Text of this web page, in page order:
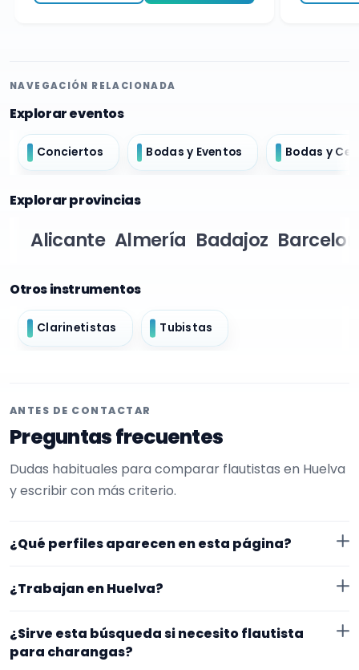
NAVEGACIÓN RELACIONADA
Explorar eventos
Conciertos Bodas y Eventos Bodas y
Explorar provincias
Alicante Almería Badajoz
Otros instrumentos
Clarinetistas Tubistas
ANTES DE CONTACTAR
Preguntas frecuentes
Dudas habituales para comparar flautistas en Huelva
y escribir con más criterio.
¿Qué perfiles aparecen en esta página?
EncuentraMúsico. La selección está filtrada por
experiencia o disponibilidad para charangas. Además,
la página se centra en perfiles que trabajan en
¿Trabajan en Huelva?
en Huelva. Aun así, conviene confirmar lugar exacto,
¿Sirve esta búsqueda si necesito flautista
para charangas?